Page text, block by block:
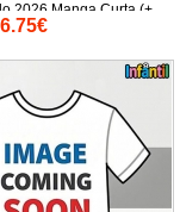
2026 Manga Curta (+